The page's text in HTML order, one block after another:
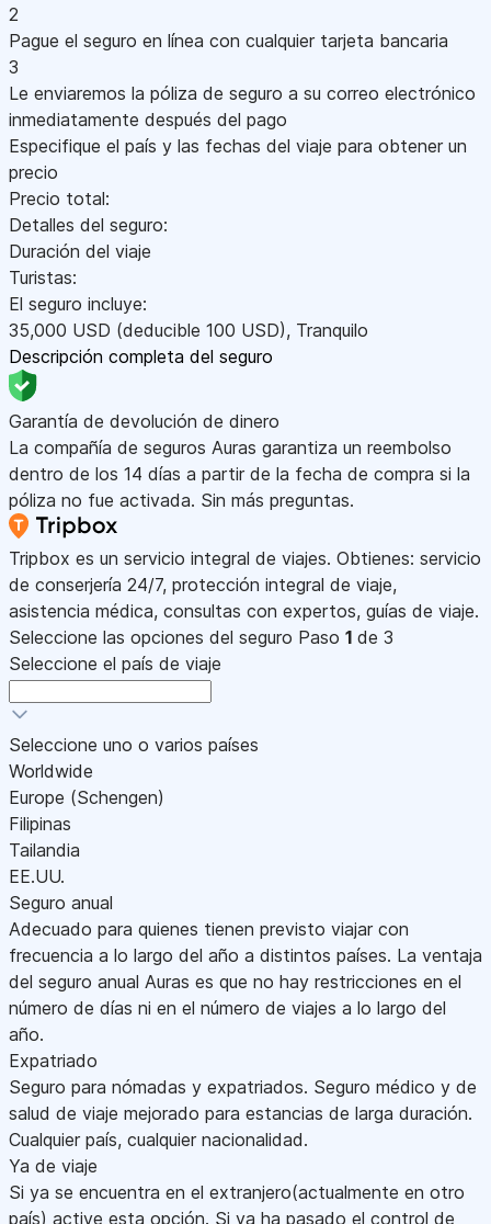
2
Pague el seguro en línea con cualquier tarjeta bancaria
3
Le enviaremos la póliza de seguro a su correo electrónico
inmediatamente después del pago
Especifique el país y las fechas del viaje para obtener un
precio
Precio total:
Detalles del seguro:
Duración del viaje
Turistas:
El seguro incluye:
35,000 USD (deducible 100 USD), Tranquilo
Descripción completa del seguro
Garantía de devolución de dinero
La compañía de seguros Auras garantiza un reembolso
dentro de los 14 días a partir de la fecha de compra si la
póliza no fue activada. Sin más preguntas.
Tripbox es un servicio integral de viajes. Obtienes: servicio
de conserjería 24/7, protección integral de viaje,
asistencia médica, consultas con expertos, guías de viaje.
Seleccione las opciones del seguro Paso 1 de 3
Seleccione el país de viaje
Seleccione uno o varios países
Worldwide
Europe (Schengen)
Filipinas
Tailandia
EE.UU.
Seguro anual
Adecuado para quienes tienen previsto viajar con
frecuencia a lo largo del año a distintos países. La ventaja
del seguro anual Auras es que no hay restricciones en el
número de días ni en el número de viajes a lo largo del
año.
Expatriado
Seguro para nómadas y expatriados. Seguro médico y de
salud de viaje mejorado para estancias de larga duración.
Cualquier país, cualquier nacionalidad.
Ya de viaje
Si ya se encuentra en el extranjero(actualmente en otro
país) active esta opción. Si ya ha pasado el control de